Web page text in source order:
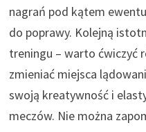
nagrań pod kątem
do poprawy. Kolejną
treningu – warto ćwiczyć
zmieniać miejsca
swoją kreatywność i
meczów. Nie można